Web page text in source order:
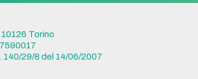
Torino
140/29/8 del 14/06/2007